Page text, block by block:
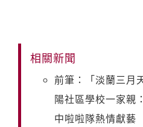
相關新聞
前筆：「淡蘭三月
陽社區學校一家親
中啦啦隊熱情獻藝